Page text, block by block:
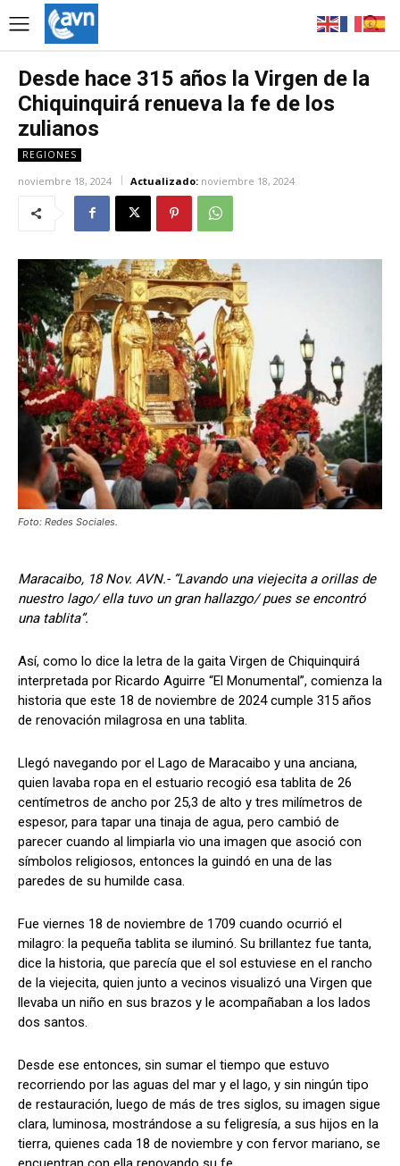
Desde hace 315 años la Virgen de la
Chiquinquirá renueva la fe de los
zulianos
REGIONES
noviembre 18, 2024 Actualizado: noviembre 18, 2024
Foto: Redes Sociales.
Maracaibo, 18 Nov. AVN.- “Lavando una viejecita a orillas de
nuestro lago/ ella tuvo un gran hallazgo/ pues se encontró
una tablita”.
Así, como lo dice la letra de la gaita Virgen de Chiquinquirá
interpretada por Ricardo Aguirre “El Monumental”, comienza la
historia que este 18 de noviembre de 2024 cumple 315 años
de renovación milagrosa en una tablita.
Llegó navegando por el Lago de Maracaibo y una anciana,
quien lavaba ropa en el estuario recogió esa tablita de 26
centímetros de ancho por 25,3 de alto y tres milímetros de
espesor, para tapar una tinaja de agua, pero cambió de
parecer cuando al limpiarla vio una imagen que asoció con
símbolos religiosos, entonces la guindó en una de las
paredes de su humilde casa.
Fue viernes 18 de noviembre de 1709 cuando ocurrió el
milagro: la pequeña tablita se iluminó. Su brillantez fue tanta,
dice la historia, que parecía que el sol estuviese en el rancho
de la viejecita, quien junto a vecinos visualizó una Virgen que
llevaba un niño en sus brazos y le acompañaban a los lados
dos santos.
Desde ese entonces, sin sumar el tiempo que estuvo
recorriendo por las aguas del mar y el lago, y sin ningún tipo
de restauración, luego de más de tres siglos, su imagen sigue
clara, luminosa, mostrándose a su feligresía, a sus hijos en la
tierra, quienes cada 18 de noviembre y con fervor mariano, se